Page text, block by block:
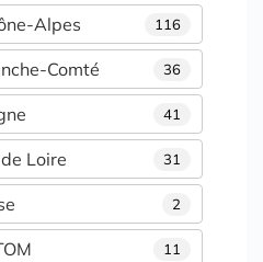
116
Alpes
36
Comté
41
31
Loire
2
11